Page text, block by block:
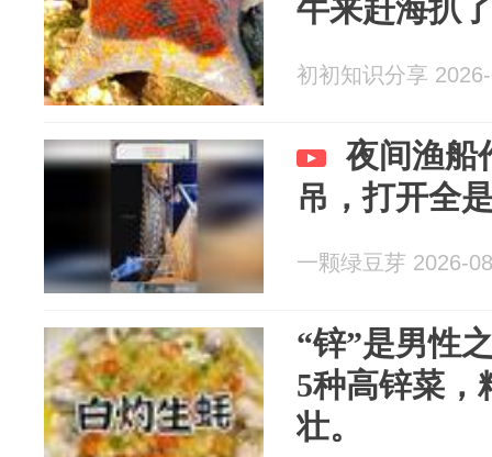
牛来赶海扒
初初知识分享
夜间渔船
吊，打开全
一颗绿豆芽 2026-
“锌”是男性
5种高锌菜，
壮。